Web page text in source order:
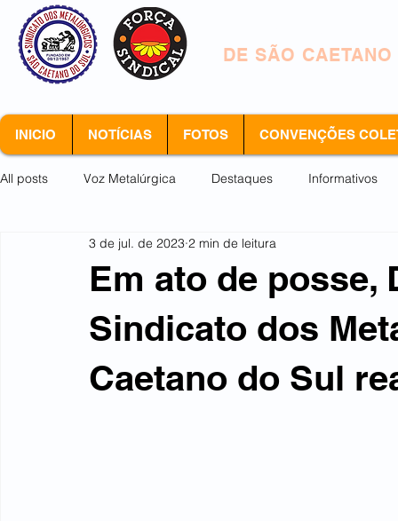
DE SÃO
INICIO NOTÍCIAS FOTOS CONVENÇÕES
All posts Voz Metalúrgica Destaques Informativos
Arquivo morto
Em ato de posse,
Sindicato dos
Caetano do Sul
3 de jul. de 2023 2 min de leitura